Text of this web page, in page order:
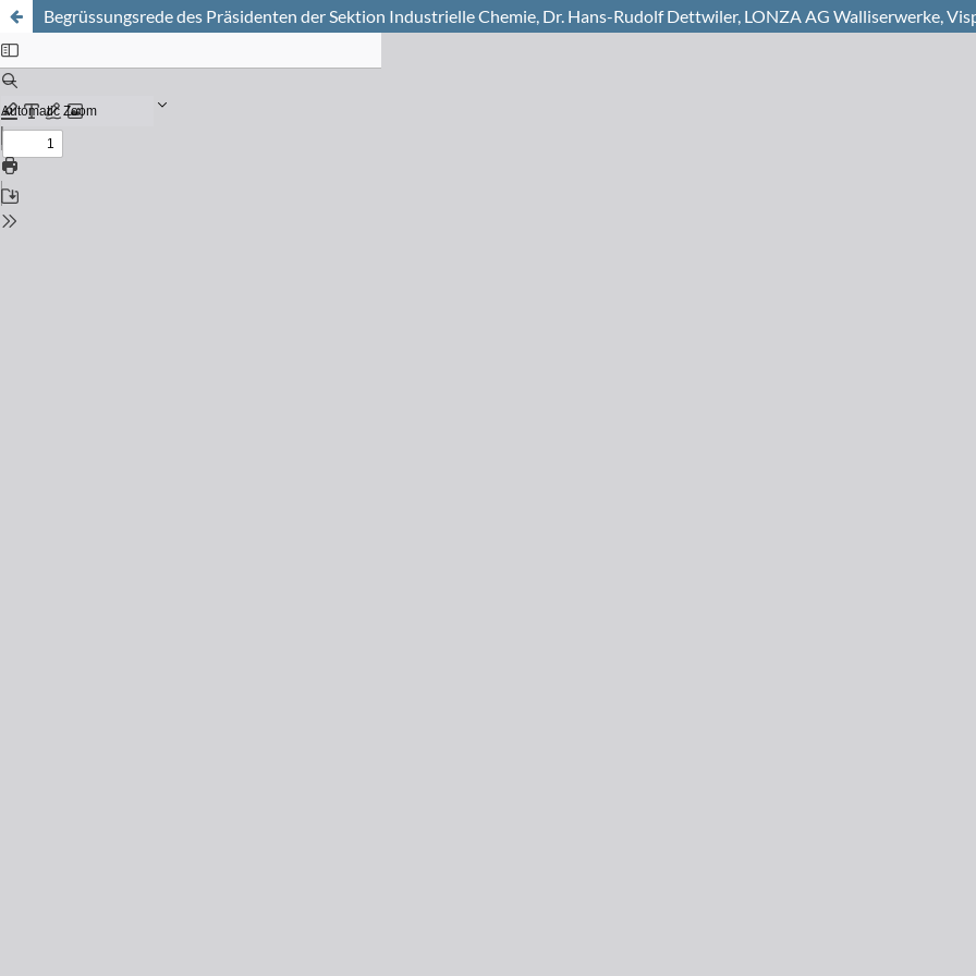
Begrüssungsrede des Präsidenten der Sektion Industrielle Chemie, Dr. Hans-Rudolf Dettwiler, LONZA AG Walliserwerke,